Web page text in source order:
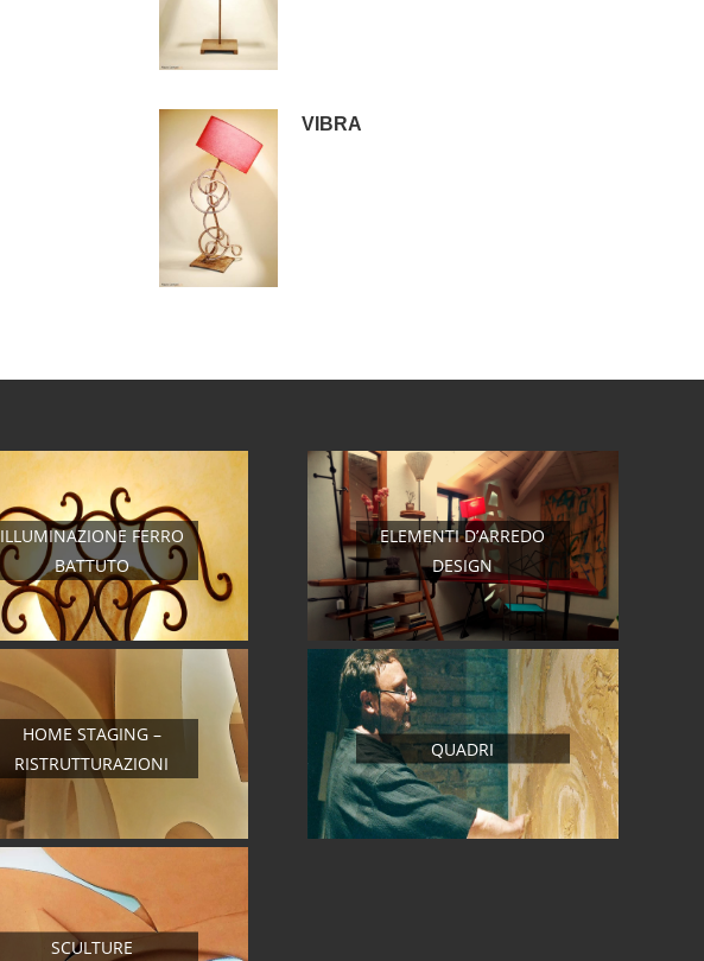
VIBRA
ILLUMINAZIONE FERRO
BATTUTO
HOME STAGING –
RISTRUTTURAZIONI
SCULTURE
ELEMENTI D’ARREDO
DESIGN
QUADRI